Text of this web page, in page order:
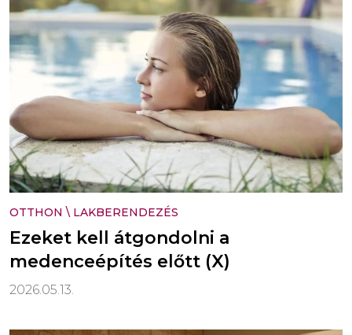
OTTHON \ LAKBERENDEZÉS
Ezeket kell átgondolni a
medenceépítés előtt (X)
2026.05.13.